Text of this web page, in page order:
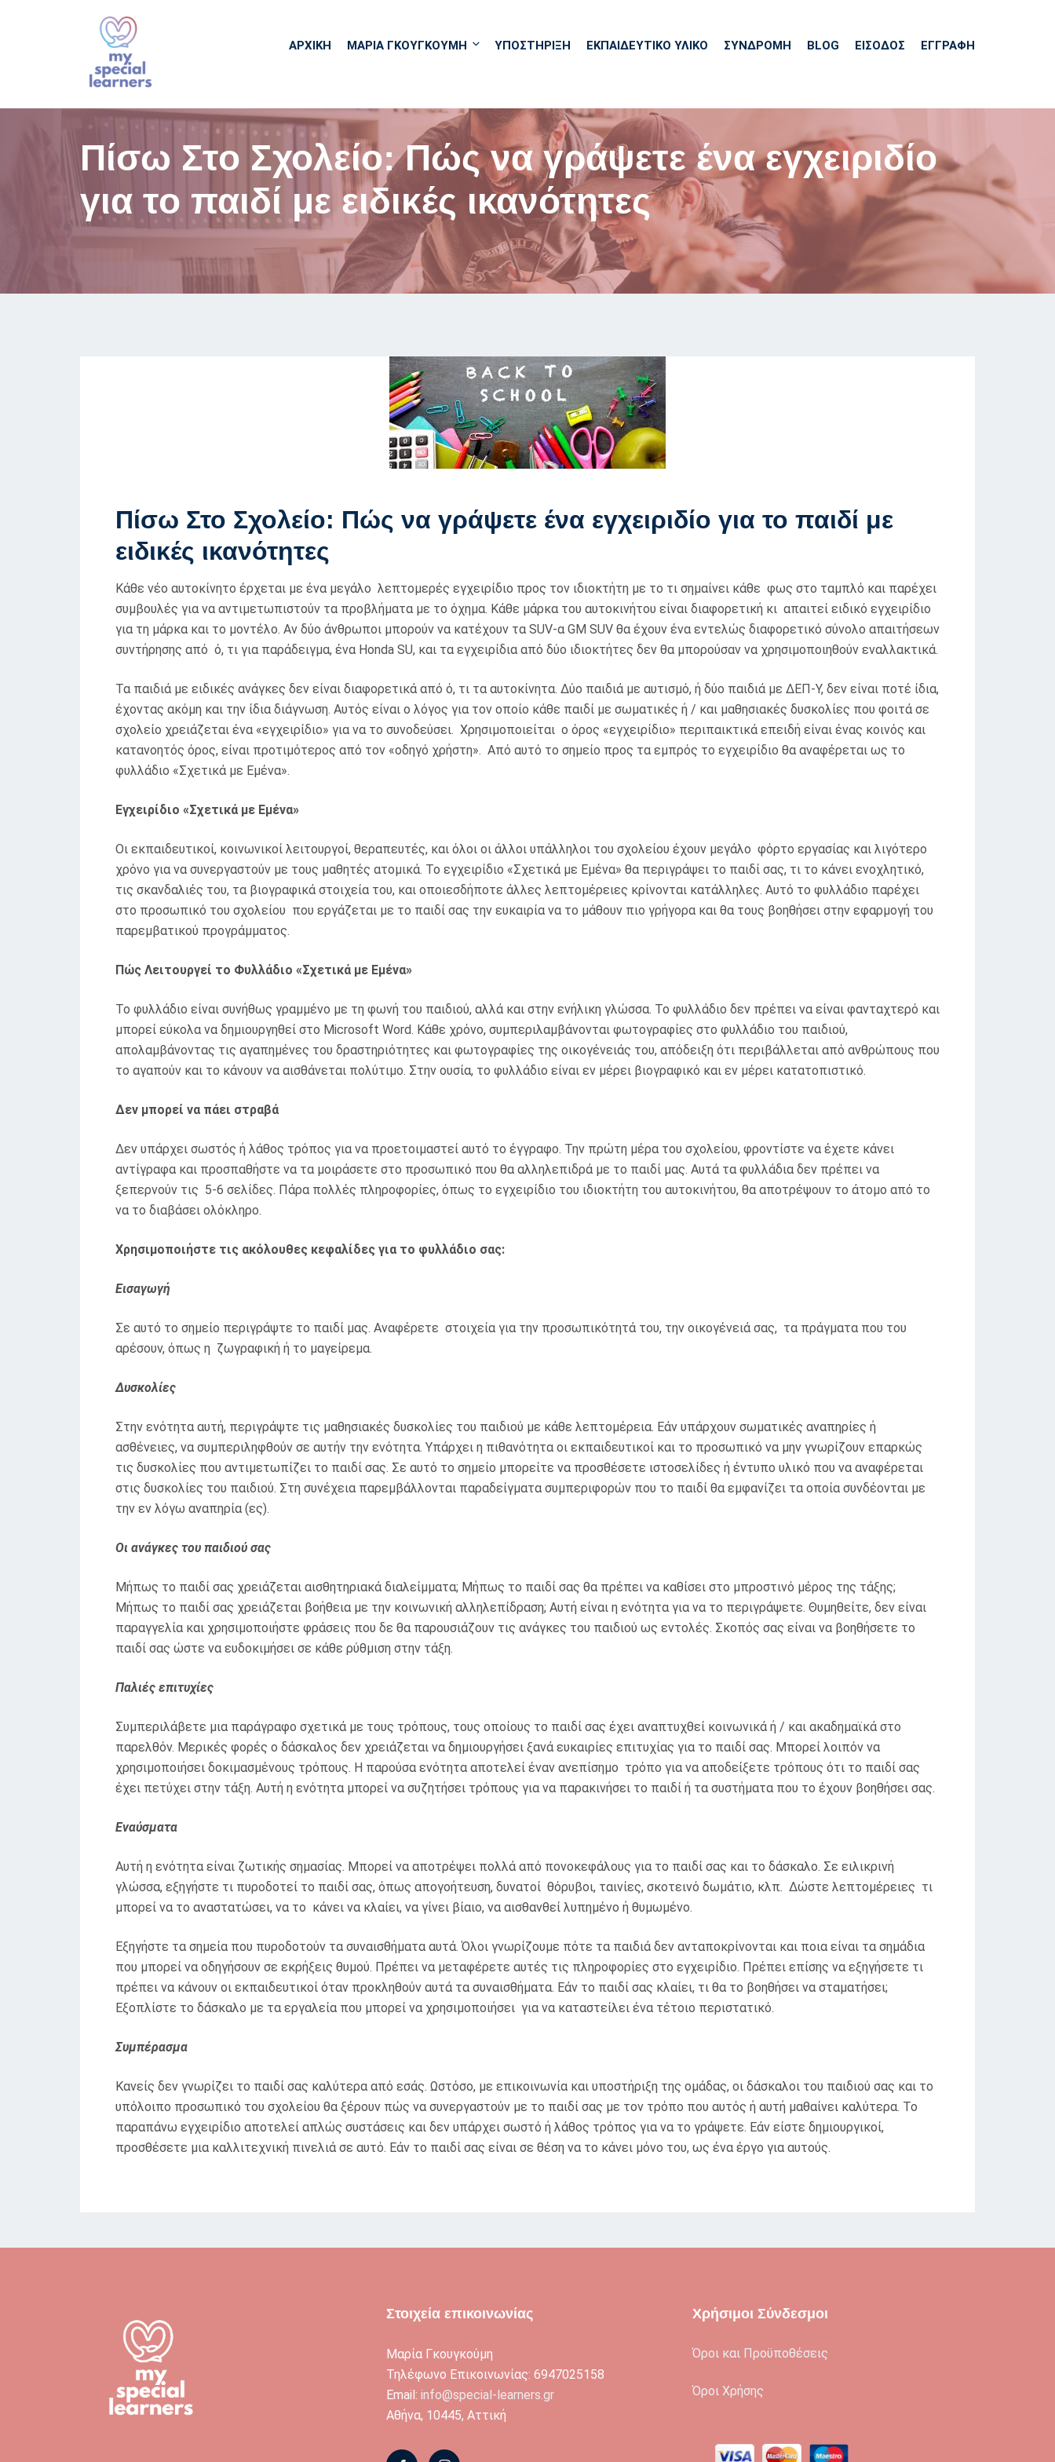
ΑΡΧΙΚΉ ΜΑΡΙΑ ΓΚΟΥΓΚΟΥΜΗ ΥΠΟΣΤΗΡΙΞΗ ΕΚΠΑΙΔΕΥΤΙΚΌ ΥΛΙΚΌ ΣΥΝΔΡΟΜΗ BLOG ΕΊΣΟΔΟΣ ΕΓΓΡΑΦΗ
Πίσω Στο Σχολείο: Πώς να γράψετε ένα εγχειριδίο
για το παιδί με ειδικές ικανότητες
Πίσω Στο Σχολείο: Πώς να γράψετε ένα εγχειριδίο για το παιδί με
ειδικές ικανότητες
Κάθε νέο αυτοκίνητο έρχεται με ένα μεγάλο λεπτομερές εγχειρίδιο προς τον ιδιοκτήτη με το τι σημαίνει κάθε φως στο ταμπλό και παρέχει
συμβουλές για να αντιμετωπιστούν τα προβλήματα με το όχημα. Κάθε μάρκα του αυτοκινήτου είναι διαφορετική κι απαιτεί ειδικό εγχειρίδιο
για τη μάρκα και το μοντέλο. Αν δύο άνθρωποι μπορούν να κατέχουν τα SUV-α GM SUV θα έχουν ένα εντελώς διαφορετικό σύνολο απαιτήσεων
συντήρησης από ό, τι για παράδειγμα, ένα Honda SU, και τα εγχειρίδια από δύο ιδιοκτήτες δεν θα μπορούσαν να χρησιμοποιηθούν εναλλακτικά.
Τα παιδιά με ειδικές ανάγκες δεν είναι διαφορετικά από ό, τι τα αυτοκίνητα. Δύο παιδιά με αυτισμό, ή δύο παιδιά με ΔΕΠ-Υ, δεν είναι ποτέ ίδια,
έχοντας ακόμη και την ίδια διάγνωση. Αυτός είναι ο λόγος για τον οποίο κάθε παιδί με σωματικές ή / και μαθησιακές δυσκολίες που φοιτά σε
σχολείο χρειάζεται ένα «εγχειρίδιο» για να το συνοδεύσει. Χρησιμοποιείται ο όρος «εγχειρίδιο» περιπαικτικά επειδή είναι ένας κοινός και
κατανοητός όρος, είναι προτιμότερος από τον «οδηγό χρήστη». Από αυτό το σημείο προς τα εμπρός το εγχειρίδιο θα αναφέρεται ως το
φυλλάδιο «Σχετικά με Εμένα».
Εγχειρίδιο «Σχετικά με Εμένα»
Οι εκπαιδευτικοί, κοινωνικοί λειτουργοί, θεραπευτές, και όλοι οι άλλοι υπάλληλοι του σχολείου έχουν μεγάλο φόρτο εργασίας και λιγότερο
χρόνο για να συνεργαστούν με τους μαθητές ατομικά. Το εγχειρίδιο «Σχετικά με Εμένα» θα περιγράψει το παιδί σας, τι το κάνει ενοχλητικό,
τις σκανδαλιές του, τα βιογραφικά στοιχεία του, και οποιεσδήποτε άλλες λεπτομέρειες κρίνονται κατάλληλες. Αυτό το φυλλάδιο παρέχει
στο προσωπικό του σχολείου που εργάζεται με το παιδί σας την ευκαιρία να το μάθουν πιο γρήγορα και θα τους βοηθήσει στην εφαρμογή του
παρεμβατικού προγράμματος.
Πώς Λειτουργεί το Φυλλάδιο «Σχετικά με Εμένα»
Το φυλλάδιο είναι συνήθως γραμμένο με τη φωνή του παιδιού, αλλά και στην ενήλικη γλώσσα. Το φυλλάδιο δεν πρέπει να είναι φανταχτερό και
μπορεί εύκολα να δημιουργηθεί στο Microsoft Word. Κάθε χρόνο, συμπεριλαμβάνονται φωτογραφίες στο φυλλάδιο του παιδιού,
απολαμβάνοντας τις αγαπημένες του δραστηριότητες και φωτογραφίες της οικογένειάς του, απόδειξη ότι περιβάλλεται από ανθρώπους που
το αγαπούν και το κάνουν να αισθάνεται πολύτιμο. Στην ουσία, το φυλλάδιο είναι εν μέρει βιογραφικό και εν μέρει κατατοπιστικό.
Δεν μπορεί να πάει στραβά
Δεν υπάρχει σωστός ή λάθος τρόπος για να προετοιμαστεί αυτό το έγγραφο. Την πρώτη μέρα του σχολείου, φροντίστε να έχετε κάνει
αντίγραφα και προσπαθήστε να τα μοιράσετε στο προσωπικό που θα αλληλεπιδρά με το παιδί μας. Αυτά τα φυλλάδια δεν πρέπει να
ξεπερνούν τις 5-6 σελίδες. Πάρα πολλές πληροφορίες, όπως το εγχειρίδιο του ιδιοκτήτη του αυτοκινήτου, θα αποτρέψουν το άτομο από το
να το διαβάσει ολόκληρο.
Χρησιμοποιήστε τις ακόλουθες κεφαλίδες για το φυλλάδιο σας:
Εισαγωγή
Σε αυτό το σημείο περιγράψτε το παιδί μας. Αναφέρετε στοιχεία για την προσωπικότητά του, την οικογένειά σας, τα πράγματα που του
αρέσουν, όπως η ζωγραφική ή το μαγείρεμα.
Δυσκολίες
Στην ενότητα αυτή, περιγράψτε τις μαθησιακές δυσκολίες του παιδιού με κάθε λεπτομέρεια. Εάν υπάρχουν σωματικές αναπηρίες ή
ασθένειες, να συμπεριληφθούν σε αυτήν την ενότητα. Υπάρχει η πιθανότητα οι εκπαιδευτικοί και το προσωπικό να μην γνωρίζουν επαρκώς
τις δυσκολίες που αντιμετωπίζει το παιδί σας. Σε αυτό το σημείο μπορείτε να προσθέσετε ιστοσελίδες ή έντυπο υλικό που να αναφέρεται
στις δυσκολίες του παιδιού. Στη συνέχεια παρεμβάλλονται παραδείγματα συμπεριφορών που το παιδί θα εμφανίζει τα οποία συνδέονται με
την εν λόγω αναπηρία (ες).
Οι ανάγκες του παιδιού σας
Μήπως το παιδί σας χρειάζεται αισθητηριακά διαλείμματα; Μήπως το παιδί σας θα πρέπει να καθίσει στο μπροστινό μέρος της τάξης;
Μήπως το παιδί σας χρειάζεται βοήθεια με την κοινωνική αλληλεπίδραση; Αυτή είναι η ενότητα για να το περιγράψετε. Θυμηθείτε, δεν είναι
παραγγελία και χρησιμοποιήστε φράσεις που δε θα παρουσιάζουν τις ανάγκες του παιδιού ως εντολές. Σκοπός σας είναι να βοηθήσετε το
παιδί σας ώστε να ευδοκιμήσει σε κάθε ρύθμιση στην τάξη.
Παλιές επιτυχίες
Συμπεριλάβετε μια παράγραφο σχετικά με τους τρόπους, τους οποίους το παιδί σας έχει αναπτυχθεί κοινωνικά ή / και ακαδημαϊκά στο
παρελθόν. Μερικές φορές ο δάσκαλος δεν χρειάζεται να δημιουργήσει ξανά ευκαιρίες επιτυχίας για το παιδί σας. Μπορεί λοιπόν να
χρησιμοποιήσει δοκιμασμένους τρόπους. Η παρούσα ενότητα αποτελεί έναν ανεπίσημο τρόπο για να αποδείξετε τρόπους ότι το παιδί σας
έχει πετύχει στην τάξη. Αυτή η ενότητα μπορεί να συζητήσει τρόπους για να παρακινήσει το παιδί ή τα συστήματα που το έχουν βοηθήσει σας.
Εναύσματα
Αυτή η ενότητα είναι ζωτικής σημασίας. Μπορεί να αποτρέψει πολλά από πονοκεφάλους για το παιδί σας και το δάσκαλο. Σε ειλικρινή
γλώσσα, εξηγήστε τι πυροδοτεί το παιδί σας, όπως απογοήτευση, δυνατοί θόρυβοι, ταινίες, σκοτεινό δωμάτιο, κλπ. Δώστε λεπτομέρειες τι
μπορεί να το αναστατώσει, να το κάνει να κλαίει, να γίνει βίαιο, να αισθανθεί λυπημένο ή θυμωμένο.
Εξηγήστε τα σημεία που πυροδοτούν τα συναισθήματα αυτά. Όλοι γνωρίζουμε πότε τα παιδιά δεν ανταποκρίνονται και ποια είναι τα σημάδια
που μπορεί να οδηγήσουν σε εκρήξεις θυμού. Πρέπει να μεταφέρετε αυτές τις πληροφορίες στο εγχειρίδιο. Πρέπει επίσης να εξηγήσετε τι
πρέπει να κάνουν οι εκπαιδευτικοί όταν προκληθούν αυτά τα συναισθήματα. Εάν το παιδί σας κλαίει, τι θα το βοηθήσει να σταματήσει;
Εξοπλίστε το δάσκαλο με τα εργαλεία που μπορεί να χρησιμοποιήσει για να καταστείλει ένα τέτοιο περιστατικό.
Συμπέρασμα
Κανείς δεν γνωρίζει το παιδί σας καλύτερα από εσάς. Ωστόσο, με επικοινωνία και υποστήριξη της ομάδας, οι δάσκαλοι του παιδιού σας και το
υπόλοιπο προσωπικό του σχολείου θα ξέρουν πώς να συνεργαστούν με το παιδί σας με τον τρόπο που αυτός ή αυτή μαθαίνει καλύτερα. Το
παραπάνω εγχειρίδιο αποτελεί απλώς συστάσεις και δεν υπάρχει σωστό ή λάθος τρόπος για να το γράψετε. Εάν είστε δημιουργικοί,
προσθέσετε μια καλλιτεχνική πινελιά σε αυτό. Εάν το παιδί σας είναι σε θέση να το κάνει μόνο του, ως ένα έργο για αυτούς.
Στοιχεία επικοινωνίας
Μαρία Γκουγκούμη
Τηλέφωνο Επικοινωνίας: 6947025158
Email: info@special-learners.gr
Αθήνα, 10445, Αττική
Χρήσιμοι Σύνδεσμοι
Όροι και Προϋποθέσεις
Όροι Χρήσης